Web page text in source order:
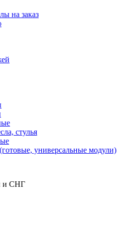
на заказ
стулья
универсальные модули)
и СНГ